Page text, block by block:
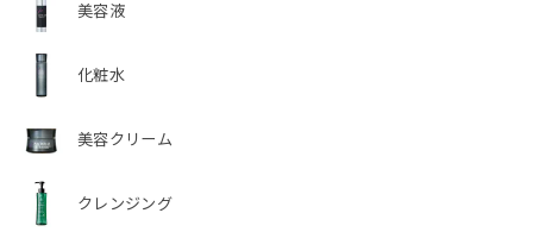
美容液
化粧水
美容クリーム
クレンジング